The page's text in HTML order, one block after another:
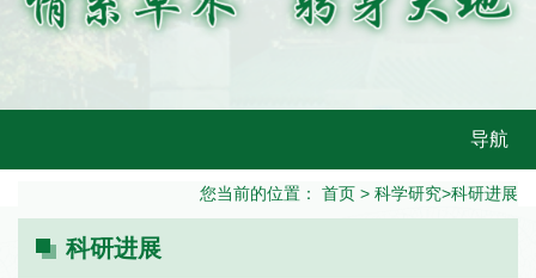
导航
您当前的位置： 首页 > 科学研究>科研进展
科研进展